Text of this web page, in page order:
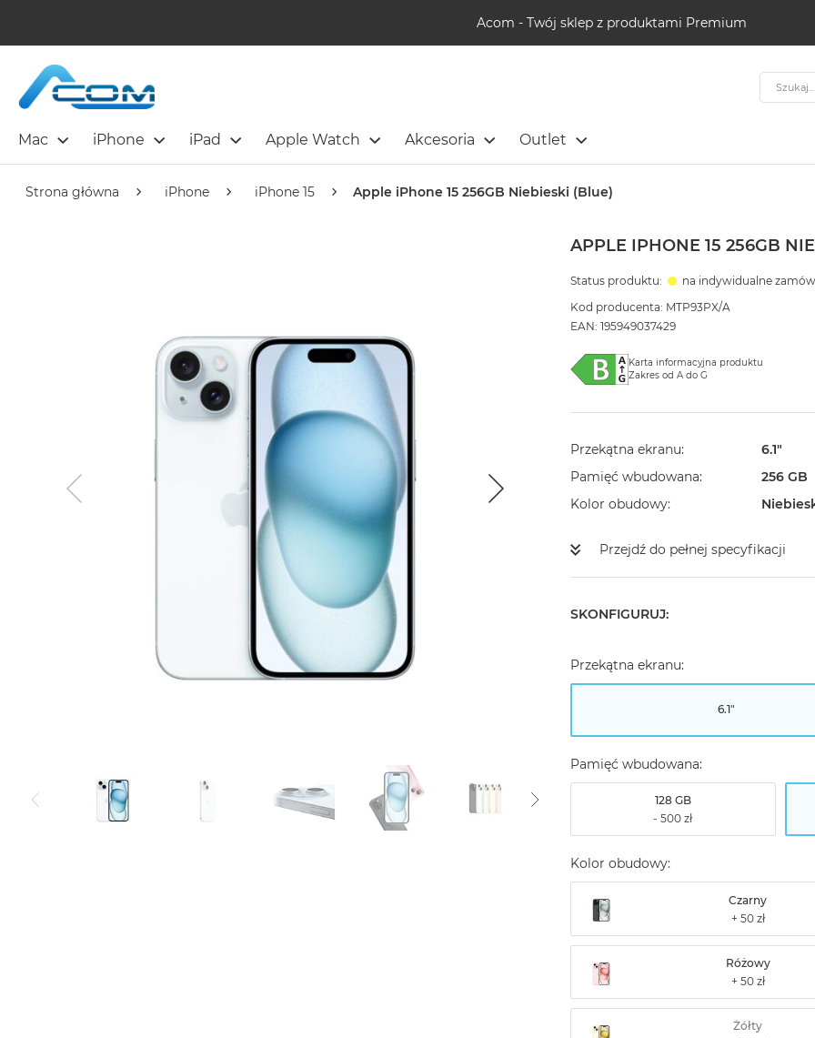
Acom - Twój sklep z produktami Premium
Mac iPhone iPad Apple Watch Akcesoria Outlet
Szukaj
Strona główna iPhone iPhone 15 Apple iPhone 15 256GB Niebieski (Blue)
APPLE IPHONE 15 256GB
Status produktu:
na indywidualne
Kod producenta: MTP93PX/A
EAN: 195949037429
Karta informacyjna produktu
Zakres od A do G
Przekątna ekranu
6.1"
Pamięć wbudowana
256 GB
Kolor obudowy
Przejdź do pełnej specyfikacji
SKONFIGURUJ:
Przekątna ekranu:
6.1"
Pamięć wbudowana:
128 GB
Kolor obudowy:
Czarny
Różowy
Żółty